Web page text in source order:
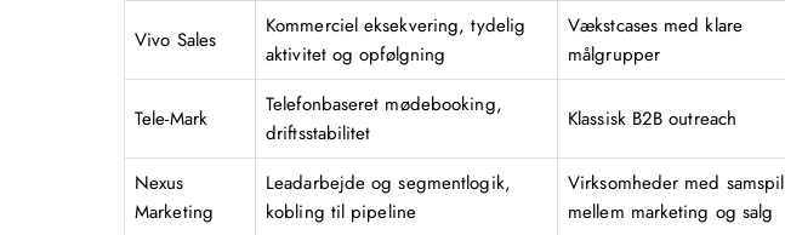
Vivo Sales
Kommerciel eksekvering, tydelig
aktivitet og opfølgning
Vækstcases med klare
målgrupper
Tele-Mark
Telefonbaseret mødebooking,
driftsstabilitet
Klassisk B2B outreach
Nexus
Marketing
Leadarbejde og segmentlogik,
kobling til pipeline
Virksomheder med samspil
mellem marketing og salg